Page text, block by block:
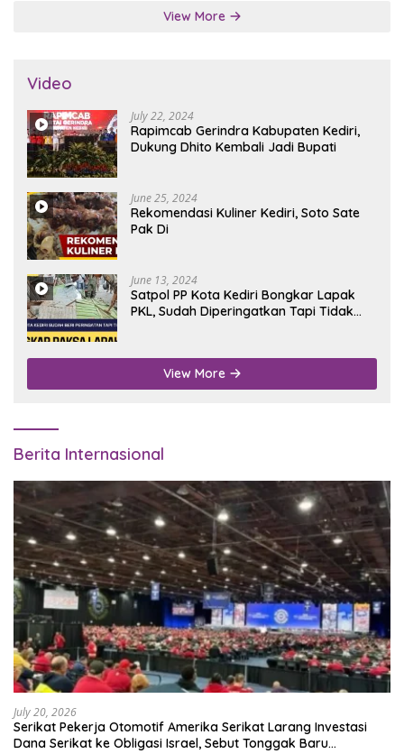
View More
Video
July 22, 2024
Rapimcab Gerindra Kabupaten Kediri,
Dukung Dhito Kembali Jadi Bupati
June 25, 2024
Rekomendasi Kuliner Kediri, Soto Sate
Pak Di
June 13, 2024
Satpol PP Kota Kediri Bongkar Lapak
PKL, Sudah Diperingatkan Tapi Tidak
View More
Berita Internasional
July 20, 2026
Serikat Pekerja Otomotif Amerika Serikat Larang Investasi
Dana Serikat ke Obligasi Israel, Sebut Tonggak Baru